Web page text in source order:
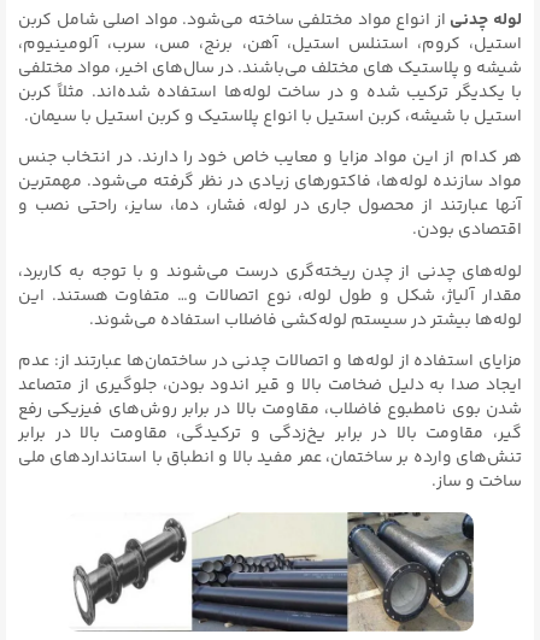
لوله‌ چدنی از انواع مواد مختلفی ساخته می‌شود. مواد اصلی شامل کربن
استیل، کروم، استنلس استیل، آهن، برنج، مس، سرب، آلومینیوم،
شیشه و پلاستیک های مختلف می‌باشند. در سال‌های اخیر، مواد مختلفی
با یکدیگر ترکیب شده و در ساخت لوله‌ها استفاده شده‌اند. مثلاً کربن
استیل با شیشه، کربن استیل با انواع پلاستیک و کربن استیل با سیمان.
هر کدام از این مواد مزایا و معایب خاص خود را دارند. در انتخاب جنس
مواد سازنده لوله‌ها، فاکتورهای زیادی در نظر گرفته می‌شود. مهمترین
آنها عبارتند از محصول جاری در لوله، فشار، دما، سایز، راحتی نصب و
اقتصادی بودن.
لوله‌های چدنی از چدن ریخته‌گری درست می‌شوند و با توجه به کاربرد،
مقدار آلیاژ، شکل و طول لوله، نوع اتصالات و… متفاوت هستند. این
لوله‌ها بیشتر در سیستم لوله‌کشی فاضلاب استفاده می‌شوند.
مزایای استفاده از لوله‌ها و اتصالات چدنی در ساختمان‌ها عبارتند از: عدم
ایجاد صدا به دلیل ضخامت بالا و قیر اندود بودن، جلوگیری از متصاعد
شدن بوی نامطبوع فاضلاب، مقاومت بالا در برابر روش‌های فیزیکی رفع
گیر، مقاومت بالا در برابر یخ‌زدگی و ترکیدگی، مقاومت بالا در برابر
تنش‌های وارده بر ساختمان، عمر مفید بالا و انطباق با استانداردهای ملی
ساخت و ساز.